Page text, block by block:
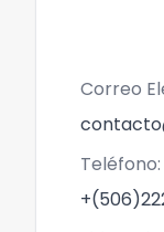
Correo
Teléfono: